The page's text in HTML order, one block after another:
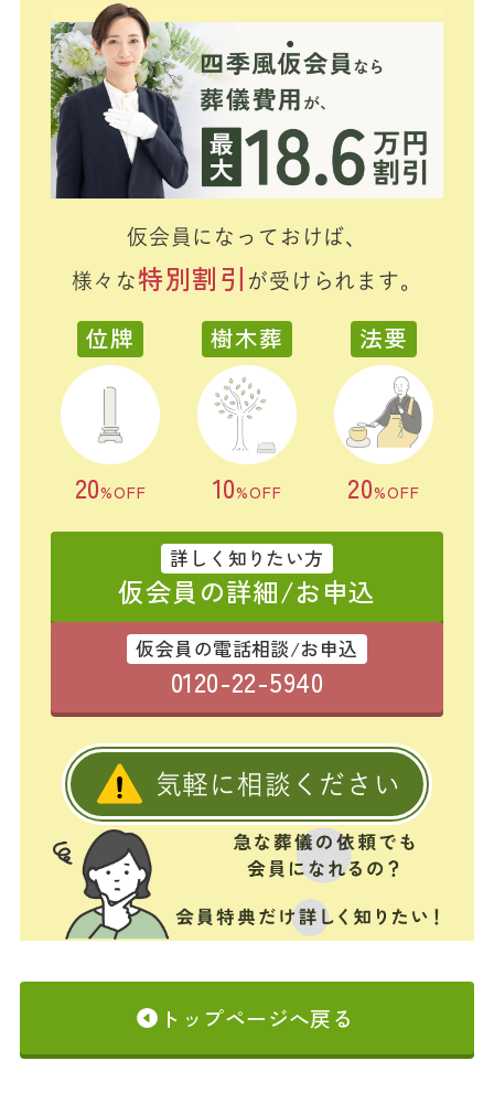
仮会員になっておけば、
様々な特別割引 が受けられます。
位牌
20%OFF
樹木葬
10%OFF
法要
20%OFF
詳しく知りたい方
仮会員の詳細/お申込
仮会員の電話相談/お申込
0120-22-5940
気軽に相談ください
トップページへ戻る